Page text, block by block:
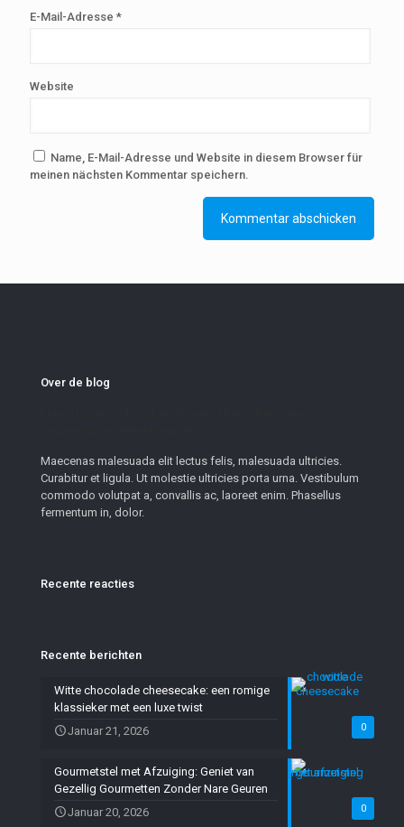
E-Mail-Adresse *
Website
Name, E-Mail-Adresse und Website in diesem Browser für
meinen nächsten Kommentar speichern.
Over de blog
Maecenas malesuada elit lectus felis, malesuada ultricies.
Curabitur et ligula. Ut molestie ultricies porta urna. Vestibulum
commodo volutpat a, convallis ac, laoreet enim. Phasellus
fermentum in, dolor.
Recente reacties
Recente berichten
0
Witte chocolade cheesecake: een romige
klassieker met een luxe twist
Januar 21, 2026
0
Gourmetstel met Afzuiging: Geniet van
Gezellig Gourmetten Zonder Nare Geuren
Januar 20, 2026